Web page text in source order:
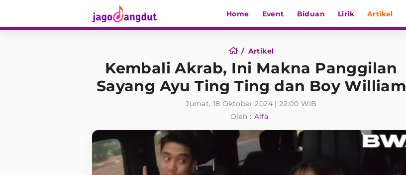
Home Event Biduan Lirik Artikel
Artikel
Kembali Akrab, Ini Makna Panggilan
Sayang Ayu Ting Ting dan Boy William
Jumat, 18 Oktober 2024 | 22:00 WIB
Oleh : Alfa